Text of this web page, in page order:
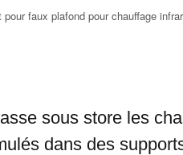
pour faux plafond pour chauffage
sous store les
dans des